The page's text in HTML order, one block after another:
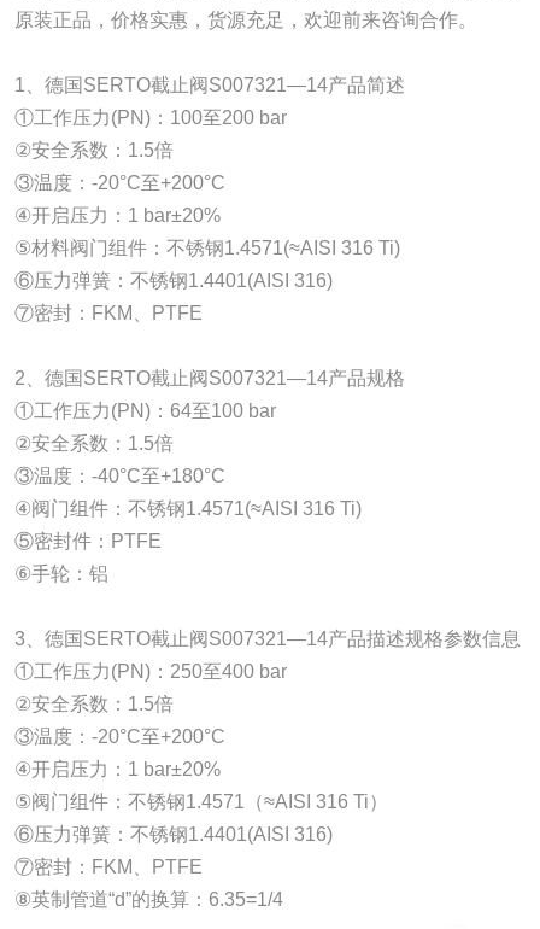
原装正品，价格实惠，货源充足，欢迎前来咨询合作。
1、德国SERTO截止阀S007321—14产品简述
①工作压力(PN)：100至200 bar
②安全系数：1.5倍
③温度：-20°C至+200°C
④开启压力：1 bar±20%
⑤材料阀门组件：不锈钢1.4571(≈AISI 316 Ti)
⑥压力弹簧：不锈钢1.4401(AISI 316)
⑦密封：FKM、PTFE
2、德国SERTO截止阀S007321—14产品规格
①工作压力(PN)：64至100 bar
②安全系数：1.5倍
③温度：-40°C至+180°C
④阀门组件：不锈钢1.4571(≈AISI 316 Ti)
⑤密封件：PTFE
⑥手轮：铝
3、德国SERTO截止阀S007321—14产品描述规格参数信息
①工作压力(PN)：250至400 bar
②安全系数：1.5倍
③温度：-20°C至+200°C
④开启压力：1 bar±20%
⑤阀门组件：不锈钢1.4571（≈AISI 316 Ti）
⑥压力弹簧：不锈钢1.4401(AISI 316)
⑦密封：FKM、PTFE
⑧英制管道“d”的换算：6.35=1/4